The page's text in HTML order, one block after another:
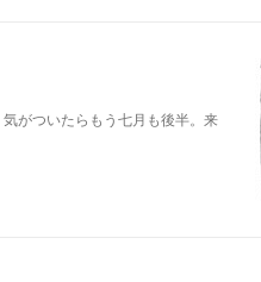
がついたらもう七月も後半。来